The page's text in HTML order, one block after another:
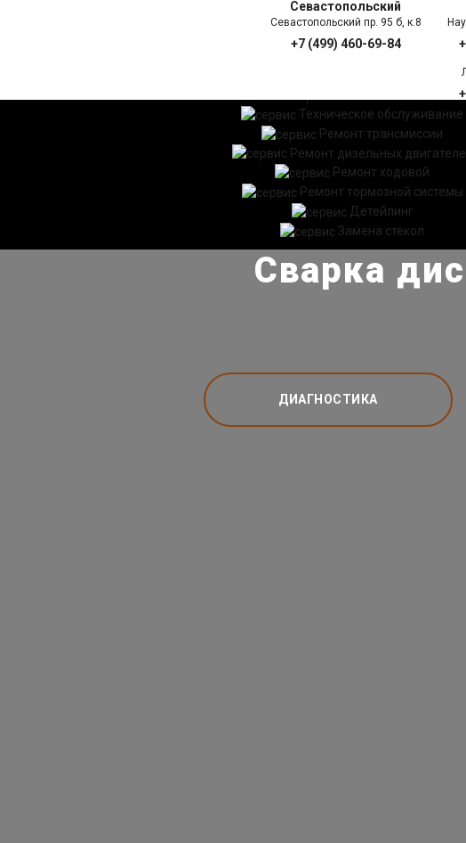
Севастопольский
Севастопольский пр. 95 б, к.8
+7 (499) 460-69-84
Техническое обслуживание
Ремонт трансмиссии
Ремонт дизельных
Ремонт ходовой
Ремонт тормозной системы
Детейлинг
Замена стекол
Сварка
ДИАГНОСТИКА